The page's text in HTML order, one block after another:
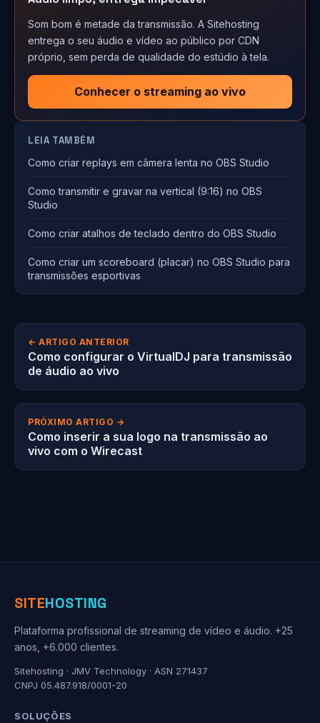
Som bom é metade da transmissão. A Sitehosting
entrega o seu áudio e vídeo ao público por CDN
próprio, sem perda de qualidade do estúdio à tela.
Conhecer o streaming ao vivo
LEIA TAMBÉM
Como criar replays em câmera lenta no OBS Studio
Como transmitir e gravar na vertical (9:16) no OBS
Studio
Como criar atalhos de teclado dentro do OBS Studio
Como criar um scoreboard (placar) no OBS Studio para
transmissões esportivas
← ARTIGO ANTERIOR
Como configurar o VirtualDJ para transmissão
de áudio ao vivo
PRÓXIMO ARTIGO →
Como inserir a sua logo na transmissão ao
vivo com o Wirecast
SITEHOSTING
Plataforma profissional de streaming de vídeo e áudio. +25
anos, +6.000 clientes.
Sitehosting · JMV Technology · ASN 271437
CNPJ 05.487.918/0001-20
SOLUÇÕES